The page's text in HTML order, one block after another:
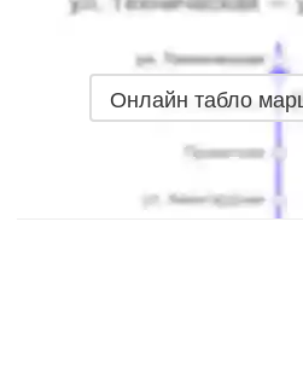
Онлайн табло